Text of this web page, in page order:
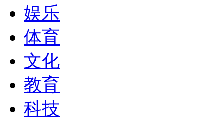
娱乐
体育
文化
教育
科技